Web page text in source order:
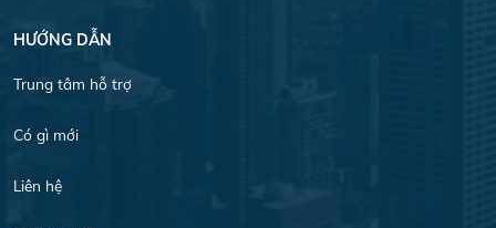
HƯỚNG DẪN
Trung tâm hỗ trợ
Có gì mới
Liên hệ